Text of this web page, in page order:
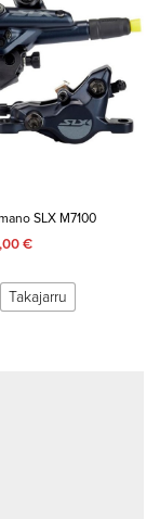
SLX M7100
€
Takajarru